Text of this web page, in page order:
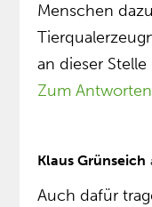
Menschen
an dieser
Zum
Klaus Grünseich
Auch dafür